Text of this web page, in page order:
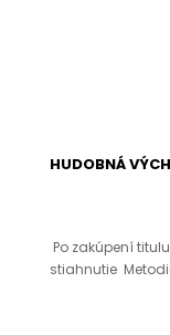
HUDOBNÁ
Po zakúpení
stiahnutie